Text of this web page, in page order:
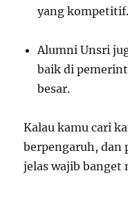
yang kompetitif.
Alumni Unsri
baik di
besar.
Kalau kamu cari
berpengaruh, dan
jelas wajib banget